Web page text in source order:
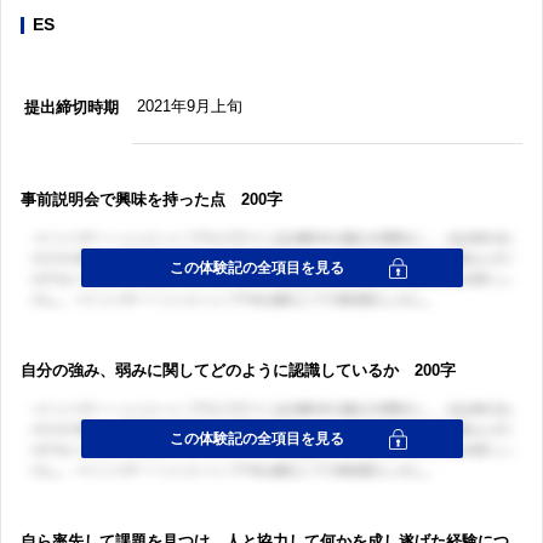
ES
提出締切時期 2021年9月上旬
事前説明会で興味を持った点 200字
自分の強み、弱みに関してどのように認識しているか 200字